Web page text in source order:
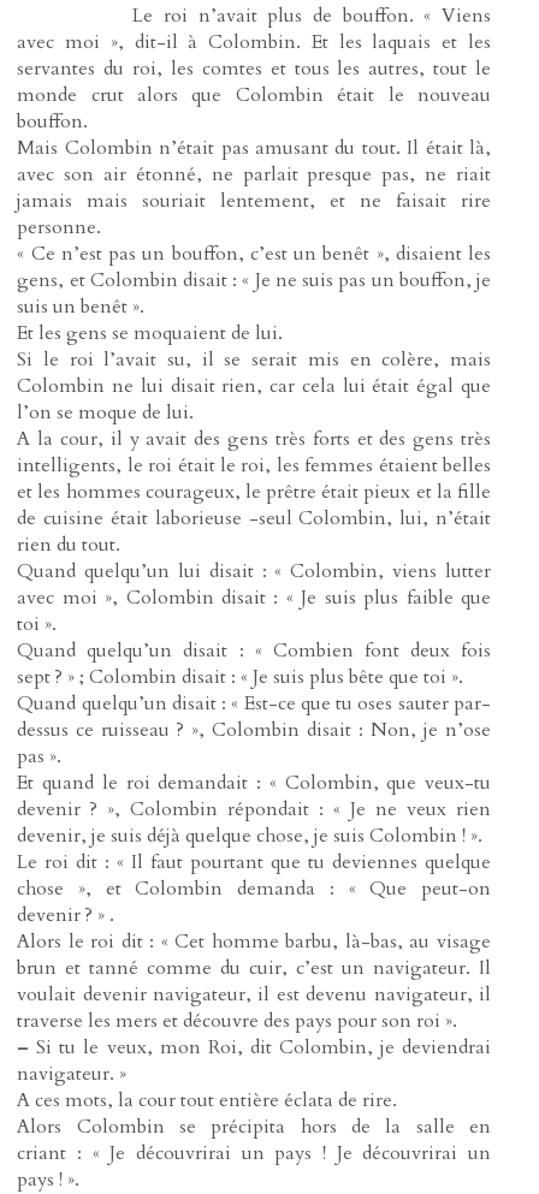
------------Le roi n’avait plus de bouffon. « Viens
avec moi », dit-il à Colombin. Et les laquais et les
servantes du roi, les comtes et tous les autres, tout le
monde crut alors que Colombin était le nouveau
bouffon.
Mais Colombin n’était pas amusant du tout. Il était là,
avec son air étonné, ne parlait presque pas, ne riait
jamais mais souriait lentement, et ne faisait rire
personne.
« Ce n’est pas un bouffon, c’est un benêt », disaient les
gens, et Colombin disait : « Je ne suis pas un bouffon, je
suis un benêt ».
Et les gens se moquaient de lui.
Si le roi l’avait su, il se serait mis en colère, mais
Colombin ne lui disait rien, car cela lui était égal que
l’on se moque de lui.
A la cour, il y avait des gens très forts et des gens très
intelligents, le roi était le roi, les femmes étaient belles
et les hommes courageux, le prêtre était pieux et la fille
de cuisine était laborieuse -seul Colombin, lui, n’était
rien du tout.
Quand quelqu’un lui disait : « Colombin, viens lutter
avec moi », Colombin disait : « Je suis plus faible que
toi ».
Quand quelqu’un disait : « Combien font deux fois
sept ? » ; Colombin disait : « Je suis plus bête que toi ».
Quand quelqu’un disait : « Est-ce que tu oses sauter par-
dessus ce ruisseau ? », Colombin disait : Non, je n’ose
pas ».
Et quand le roi demandait : « Colombin, que veux-tu
devenir ? », Colombin répondait : « Je ne veux rien
devenir, je suis déjà quelque chose, je suis Colombin ! ».
Le roi dit : « Il faut pourtant que tu deviennes quelque
chose », et Colombin demanda : « Que peut-on
devenir ? » .
Alors le roi dit : « Cet homme barbu, là-bas, au visage
brun et tanné comme du cuir, c’est un navigateur. Il
voulait devenir navigateur, il est devenu navigateur, il
traverse les mers et découvre des pays pour son roi ».
– Si tu le veux, mon Roi, dit Colombin, je deviendrai
navigateur. »
A ces mots, la cour tout entière éclata de rire.
Alors Colombin se précipita hors de la salle en
criant : « Je découvrirai un pays ! Je découvrirai un
pays ! ».